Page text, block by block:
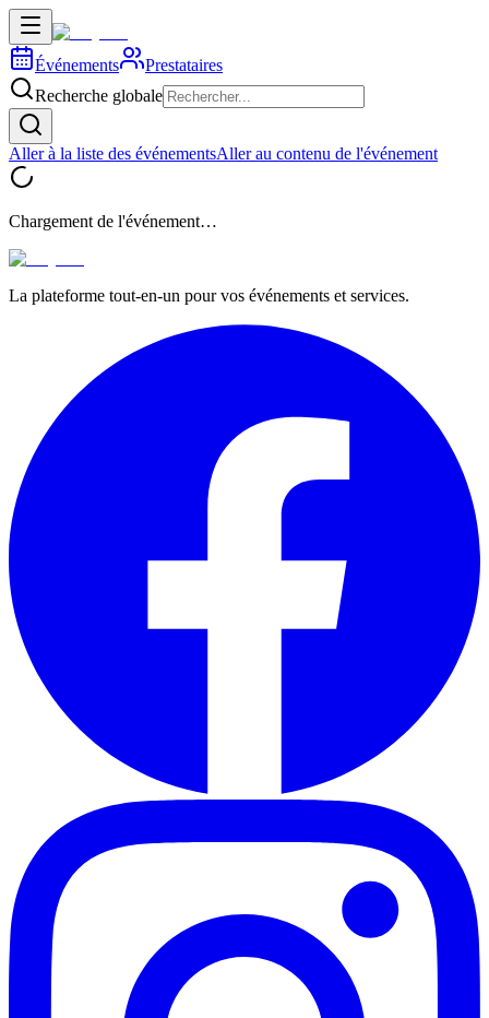
Événements
Prestataires
Recherche globale
Aller à la liste des événementsAller au contenu de l'événement
Chargement de l'événement…
La plateforme tout-en-un pour vos événements et services.